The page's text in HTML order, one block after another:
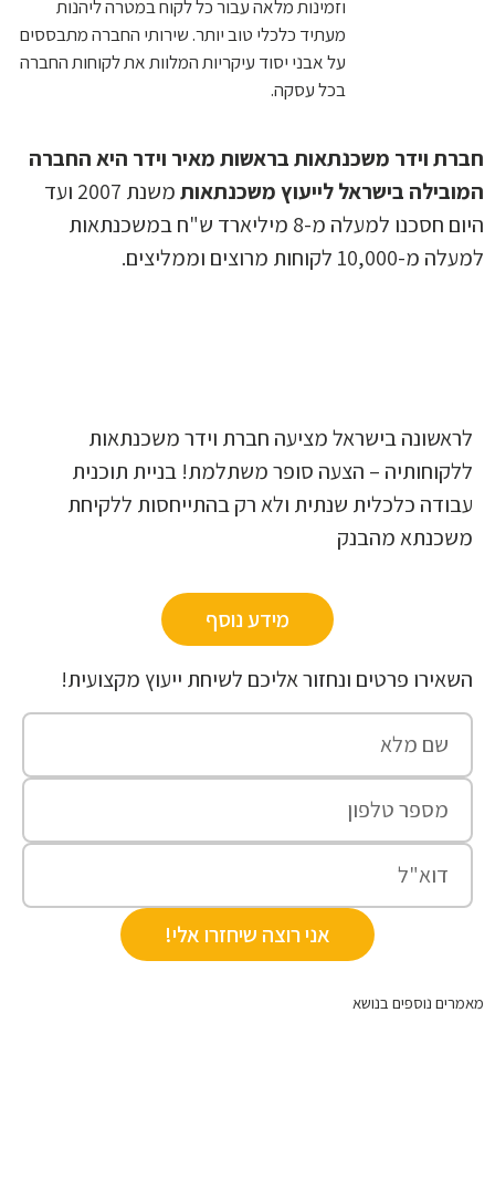
וזמינות מלאה עבור כל לקוח במטרה ליהנות
מעתיד כלכלי טוב יותר. שירותי החברה מתבססים
על אבני יסוד עיקריות המלוות את לקוחות החברה
בכל עסקה.
וידר משכנתאות בראשות מאיר וידר היא החברה
בישראל לייעוץ משכנתאות
משנת 2007 ועד
היום חסכנו למעלה מ-8 מיליארד ש"ח במשכנתאות
לקוחות מרוצים וממליצים.
בישראל מציעה חברת וידר משכנתאות
– הצעה סופר משתלמת! בניית תוכנית
כלכלית שנתית ולא רק בהתייחסות ללקיחת
מהבנק
מידע נוסף
פרטים ונחזור אליכם לשיחת ייעוץ מקצועית!
אני רוצה שיחזרו אלי!
נוספים בנושא